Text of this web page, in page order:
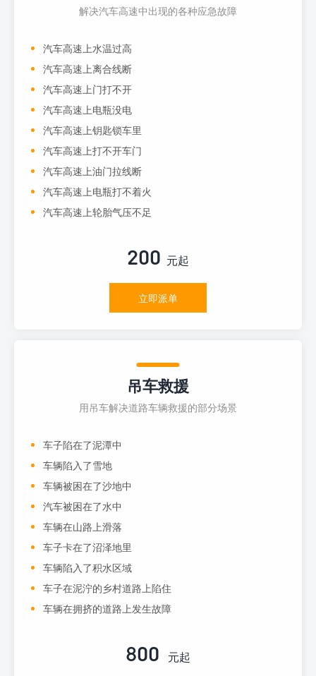
解决汽车高速中出现的各种应急故障
汽车高速上水温过高
汽车高速上离合线断
汽车高速上门打不开
汽车高速上电瓶没电
汽车高速上钥匙锁车里
汽车高速上打不开车门
汽车高速上油门拉线断
汽车高速上电瓶打不着火
汽车高速上轮胎气压不足
200 元起
立即派单
吊车救援
用吊车解决道路车辆救援的部分场景
车子陷在了泥潭中
车辆陷入了雪地
车辆被困在了沙地中
汽车被困在了水中
车辆在山路上滑落
车子卡在了沼泽地里
车辆陷入了积水区域
车子在泥泞的乡村道路上陷住
车辆在拥挤的道路上发生故障
800 元起